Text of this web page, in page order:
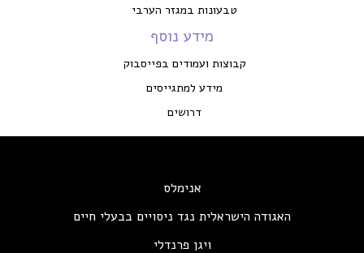
טבעונות במגזר הערבי
מידע נוסף
קבוצות ועמודים בפייסבוק
מידע למתגייסים
דרושים
אנימלס
האגודה הישראלית נגד ניסויים בבעלי חיים
ויגן פרנדלי